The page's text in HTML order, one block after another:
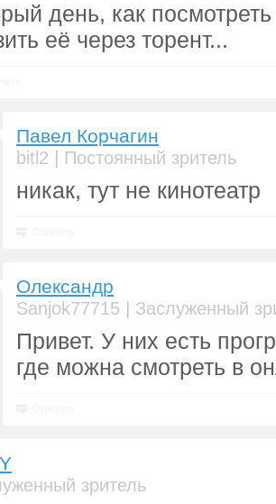
день, как
её через торент...
Павел Корчагин
bitl2 | Постоянный зритель
никак, тут не кинотеатр
Олександр
Sanjok77715 | Заслуженный
Привет. У них есть
где можна смотреть в
зритель